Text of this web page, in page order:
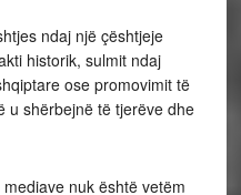
ndaj një çështjeje
historik, sulmit ndaj
ose promovimit të
u shërbejnë të tjerëve dhe
nuk është vetëm